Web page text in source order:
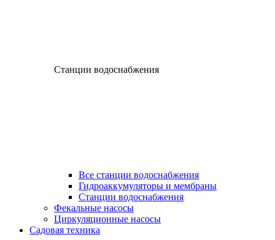
Станции водоснабжения
Все станции водоснабжения
Гидроаккумуляторы и мембраны
Станции водоснабжения
Фекальные насосы
Циркуляционные насосы
Садовая техника